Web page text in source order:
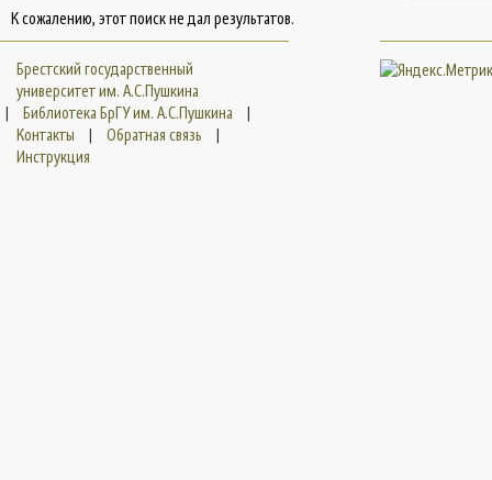
К сожалению, этот поиск не дал результатов.
Брестский государственный
университет им. А.С.Пушкина
|
Библиотека БрГУ им. А.С.Пушкина
|
Контакты
| Обратная связь
|
Инструкция